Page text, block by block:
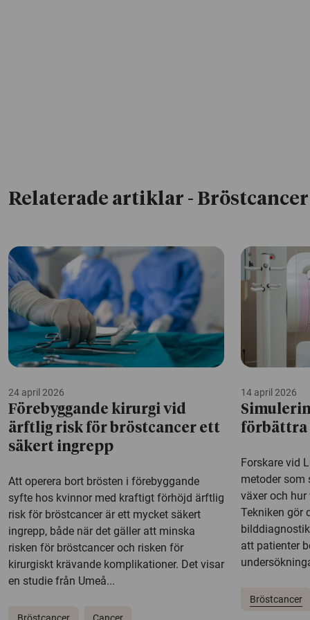
Relaterade artiklar - Bröstcancer
24 april 2026
Förebyggande kirurgi vid
ärftlig risk för bröstcancer ett
säkert ingrepp
Att operera bort brösten i förebyggande
syfte hos kvinnor med kraftigt förhöjd ärftlig
risk för bröstcancer är ett mycket säkert
ingrepp, både när det gäller att minska
risken för bröstcancer och risken för
kirurgiskt krävande komplikationer. Det visar
en studie från Umeå...
Bröstcancer Cancer
14 april 2026
förbättra
Forskare vid
metoder som
växer och
Tekniken gör
att patienter
Bröstcancer